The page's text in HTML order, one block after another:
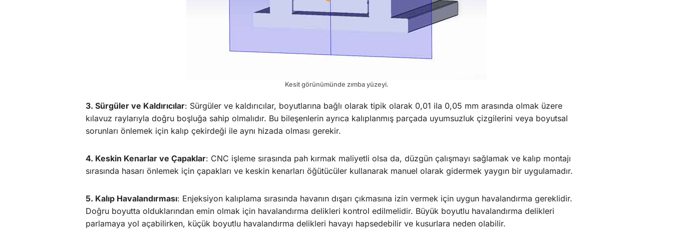
Kesit görünümünde zımba yüzeyi.
3. Sürgüler ve Kaldırıcılar: Sürgüler ve kaldırıcılar, boyutlarına bağlı olarak tipik olarak 0,01 ila 0,05 mm arasında olmak üzere
kılavuz raylarıyla doğru boşluğa sahip olmalıdır. Bu bileşenlerin ayrıca kalıplanmış parçada uyumsuzluk çizgilerini veya boyutsal
sorunları önlemek için kalıp çekirdeği ile aynı hizada olması gerekir.
4. Keskin Kenarlar ve Çapaklar: CNC işleme sırasında pah kırmak maliyetli olsa da, düzgün çalışmayı sağlamak ve kalıp montajı
sırasında hasarı önlemek için çapakları ve keskin kenarları öğütücüler kullanarak manuel olarak gidermek yaygın bir uygulamadır.
5. Kalıp Havalandırması: Enjeksiyon kalıplama sırasında havanın dışarı çıkmasına izin vermek için uygun havalandırma gereklidir.
Doğru boyutta olduklarından emin olmak için havalandırma delikleri kontrol edilmelidir. Büyük boyutlu havalandırma delikleri
parlamaya yol açabilirken, küçük boyutlu havalandırma delikleri havayı hapsedebilir ve kusurlara neden olabilir.